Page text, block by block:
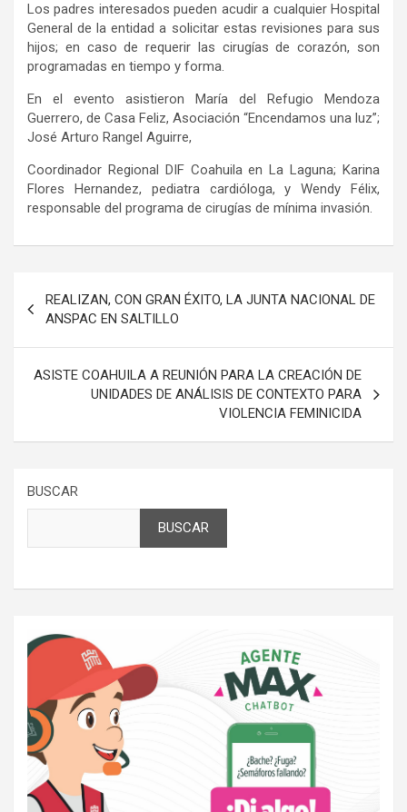
Los padres interesados pueden acudir a cualquier Hospital
General de la entidad a solicitar estas revisiones para sus
hijos; en caso de requerir las cirugías de corazón, son
programadas en tiempo y forma.
En el evento asistieron María del Refugio Mendoza
Guerrero, de Casa Feliz, Asociación “Encendamos una luz”;
José Arturo Rangel Aguirre,
Coordinador Regional DIF Coahuila en La Laguna; Karina
Flores Hernandez, pediatra cardióloga, y Wendy Félix,
responsable del programa de cirugías de mínima invasión.
de
entradas
REALIZAN, CON GRAN ÉXITO, LA JUNTA NACIONAL DE
ANSPAC EN SALTILLO
ASISTE COAHUILA A REUNIÓN PARA LA CREACIÓN DE
UNIDADES DE ANÁLISIS DE CONTEXTO PARA
VIOLENCIA FEMINICIDA
BUSCAR
BUSCAR